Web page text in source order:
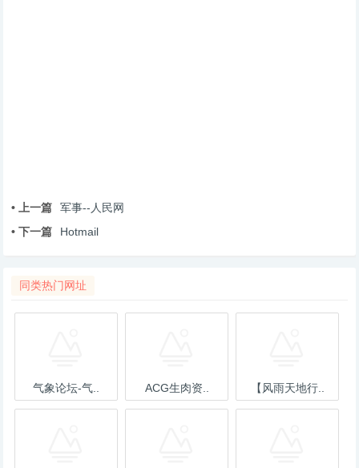
• 上一篇
军事--人民网
• 下一篇
Hotmail
同类热门网址
气象论坛-气.. ACG生肉资.. 【风雨天地行..